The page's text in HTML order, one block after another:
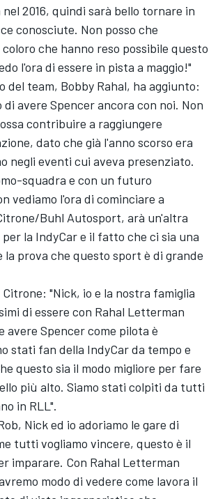
2016, quindi sarà bello tornare in
conosciute. Non posso che
che hanno reso possibile questo
l'ora di essere in pista a maggio!"
del team, Bobby Rahal, ha aggiunto:
di avere Spencer ancora con noi. Non
contribuire a raggiungere
dato che già l'anno scorso era
negli eventi cui aveva presenziato.
squadra e con un futuro
vediamo l'ora di cominciare a
Buhl Autosport, arà un'altra
la IndyCar e il fatto che ci sia una
la prova che questo sport è di grande
"Nick, io e la nostra famiglia
di essere con Rahal Letterman
avere Spencer come pilota è
stati fan della IndyCar da tempo e
questo sia il modo migliore per fare
più alto. Siamo stati colpiti da tutti
in RLL".
Nick ed io adoriamo le gare di
tutti vogliamo vincere, questo è il
imparare. Con Rahal Letterman
modo di vedere come lavora il